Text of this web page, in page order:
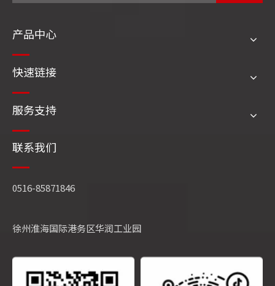
WNSL燃油燃气锅炉
SFG（含π）燃油燃气锅炉
蒸压釜
冶炼(有色、黑色)余热锅炉
相关文章
产品中心
快速链接
服务支持
联系我们
0516-85871846
徐州淮海国际港务区华润工业园